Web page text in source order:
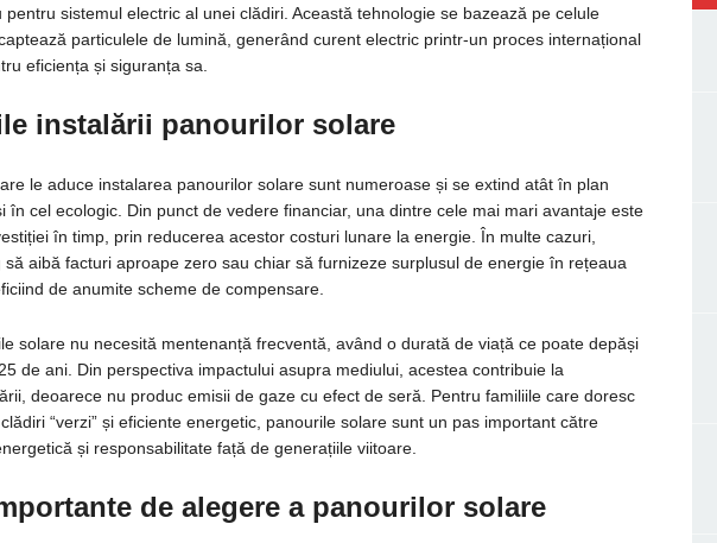
pentru sistemul electric al unei clădiri. Această tehnologie se bazează pe celule
particulele de lumină, generând curent electric printr-un proces internațional
eficiența și siguranța sa.
instalării panourilor solare
le aduce instalarea panourilor solare sunt numeroase și se extind atât în plan
în cel ecologic. Din punct de vedere financiar, una dintre cele mai mari avantaje este
în timp, prin reducerea acestor costuri lunare la energie. În multe cazuri,
să aibă facturi aproape zero sau chiar să furnizeze surplusul de energie în rețeaua
de anumite scheme de compensare.
solare nu necesită mentenanță frecventă, având o durată de viață ce poate depăși
de ani. Din perspectiva impactului asupra mediului, acestea contribuie la
deoarece nu produc emisii de gaze cu efect de seră. Pentru familiile care doresc
“verzi” și eficiente energetic, panourile solare sunt un pas important către
și responsabilitate față de generațiile viitoare.
de alegere a panourilor solare